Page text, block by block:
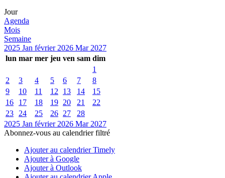
Jour
Agenda
Mois
Semaine
2025 Jan février 2026 Mar 2027
lun mar mer jeu ven sam dim
1
2
3 4 5 6 7
8
9
10 11 12 13 14
15
16
17 18 19 20 21
22
23
24 25 26 27
28
2025 Jan février 2026 Mar 2027
Abonnez-vous au calendrier filtré
Ajouter au calendrier Timely
Ajouter à Google
Ajouter à Outlook